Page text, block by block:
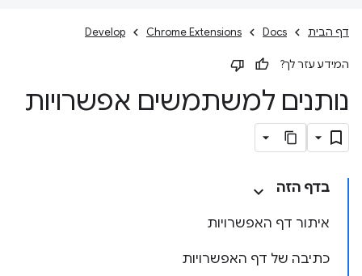
דף הבית Docs
Chrome Extensions
Develop
המידע עזר לך?
נותנים למשתמשים אפשרויות
בדף הזה
איתור דף האפשרויות
כתיבה של דף האפשרויות